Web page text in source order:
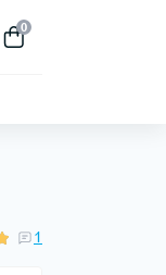
0
1